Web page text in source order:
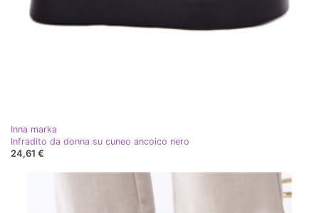
Inna marka
Infradito da donna su cuneo ancoico nero
24,61 €